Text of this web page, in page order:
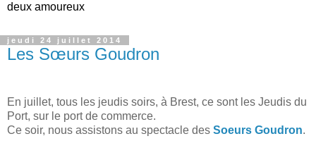
deux amoureux
jeudi 24 juillet 2014
Les Sœurs Goudron
En juillet, tous les jeudis soirs, à Brest, ce sont les Jeudis du
Port, sur le port de commerce.
Ce soir, nous assistons au spectacle des Soeurs Goudron.